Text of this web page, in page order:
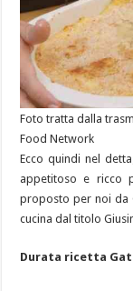
Foto tratta dalla
Food Network
Ecco quindi nel
appetitoso e ricco
proposto per noi da
cucina dal titolo
Durata ricetta